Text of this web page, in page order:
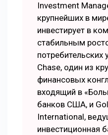
Investment
крупнейших в
инвестирует в
стабильным
потребительских
Chase, один из
финансовых
входящий в
банков США, и
International,
инвестиционная